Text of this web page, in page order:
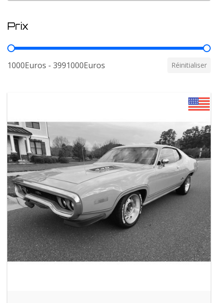
Prix
Prix
1000Euros - 3991000Euros Réinitialiser